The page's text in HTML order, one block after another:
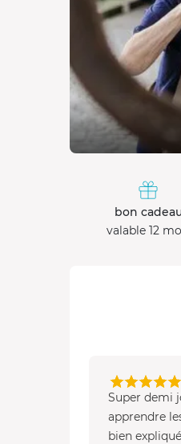
bon
valable 12
Super demi
apprendre
bien